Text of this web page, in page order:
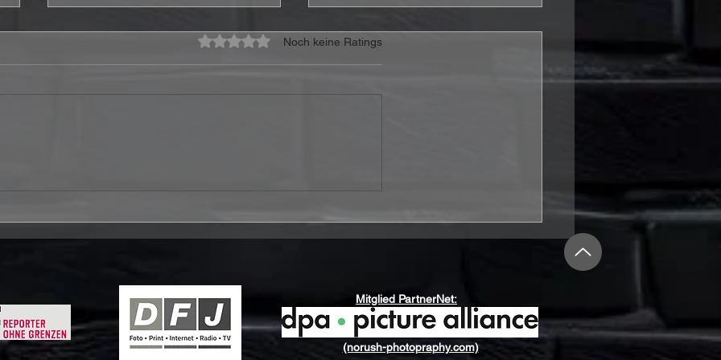
Mit 0 von 5 Sternen bewertet.
Noch keine Ratings
Mitglied PartnerNet:
(norush-photopraphy.com)